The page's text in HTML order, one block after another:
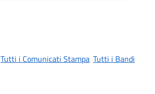
Tutti i Comunicati Stampa Tutti i Bandi